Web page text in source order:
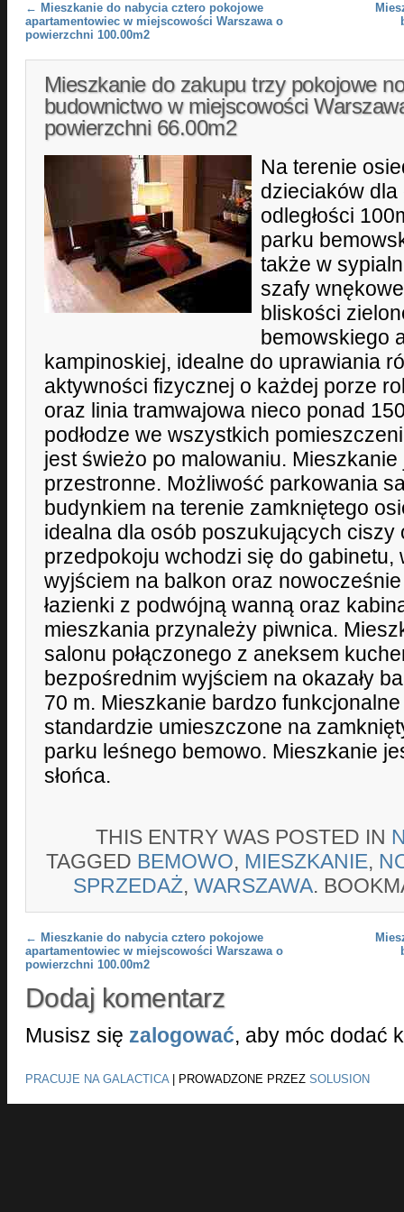
Post navigation
← Mieszkanie do nabycia cztero pokojowe
apartamentowiec w miejscowości Warszawa o
powierzchni 100.00m2
Mieszkanie do zakupu trzy pokojowe
budownictwo w miejscowości
powierzchni 66.00m2
Na terenie
dzieciaków
odległości
parku
także w
szafy
bliskości
bemowskiego
kampinoskiej, idealne do uprawiania
aktywności fizycznej o każdej porze
oraz linia tramwajowa nieco ponad
podłodze we wszystkich
jest świeżo po malowaniu.
przestronne. Możliwość parkowania
budynkiem na terenie zamkniętego
idealna dla osób poszukujących ciszy
przedpokoju wchodzi się do gabinetu,
wyjściem na balkon oraz
łazienki z podwójną wanną oraz
mieszkania przynależy piwnica.
salonu połączonego z aneksem
bezpośrednim wyjściem na okazały
70 m. Mieszkanie bardzo
standardzie umieszczone na
parku leśnego bemowo. Mieszkanie
słońca.
THIS ENTRY WAS POSTED IN
TAGGED BEMOWO, MIESZKANIE,
SPRZEDAŻ, WARSZAWA.
Post navigation
← Mieszkanie do nabycia cztero pokojowe
apartamentowiec w miejscowości Warszawa o
powierzchni 100.00m2
Dodaj komentarz
Musisz się zalogować, aby móc dodać
PRACUJE NA GALACTICA| PROWADZONE PRZEZ SOLUSION